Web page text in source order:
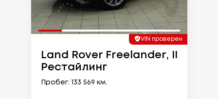
VIN проверен
Land Rover Freelander, II
Рестайлинг
Пробег: 133 569 км.